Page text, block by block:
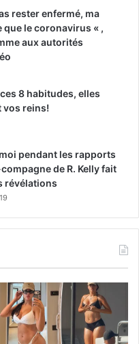
rester enfermé, ma
que le coronavirus « ,
aux autorités
8 habitudes, elles
vos reins!
pendant les rapports
de R. Kelly fait
révélations